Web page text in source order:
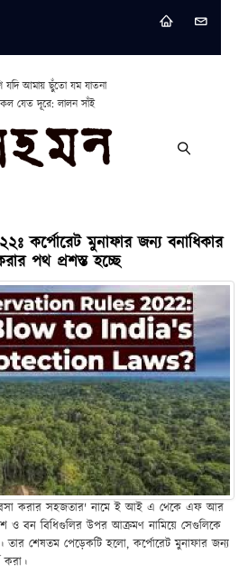
যদি আমায় ছুঁতো যম যাতনা
যেত দূরে: লালন সাঁই
কর্পোরেট মুনাফার জন্য বনাধিকার
পথ প্রশস্ত হচ্ছে
করার সহজতার' নামে ই আই এ থেকে এফ আর
ও বন বিধিগুলির উপর আক্রমণ নামিয়ে সেগুলিকে
তার শেষতম পেড়েকটি হলো, কর্পোরেট মুনাফার জন্য